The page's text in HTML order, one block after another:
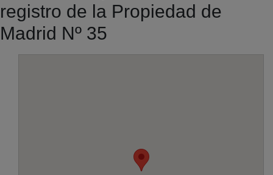
registro de la Propiedad de
Madrid Nº 35